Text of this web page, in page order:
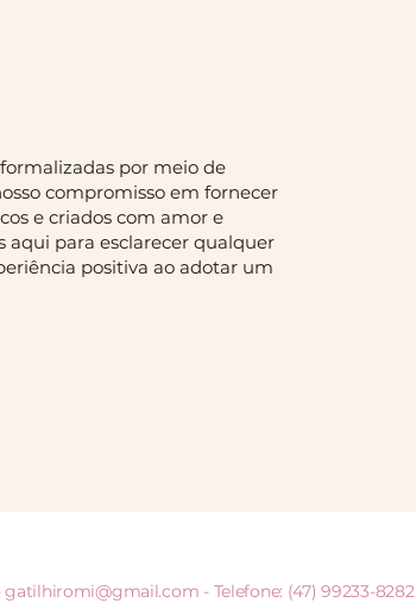
por meio de
compromisso em fornecer
e criados com amor e
aqui para esclarecer qualquer
positiva ao adotar um
gatilhiromi@gmail.com - Telefone: (47) 99233-8282